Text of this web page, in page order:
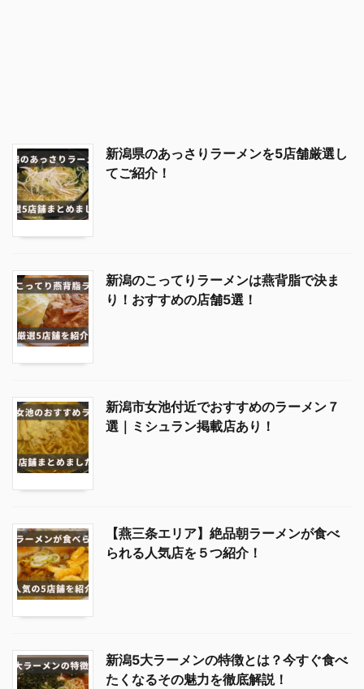
新潟県のあっさりラーメンを5店舗厳選し
てご紹介！
新潟のこってりラーメンは燕背脂で決ま
り！おすすめの店舗5選！
新潟市女池付近でおすすめのラーメン７
選｜ミシュラン掲載店あり！
【燕三条エリア】絶品朝ラーメンが食べ
られる人気店を５つ紹介！
新潟5大ラーメンの特徴とは？今すぐ食べ
たくなるその魅力を徹底解説！